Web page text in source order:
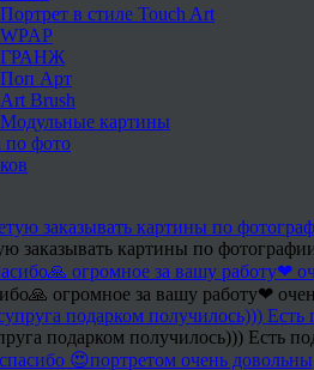
Портрет в стиле Touch Art
WPAP
ГРАНЖ
Поп Арт
Art Brush
Модульные картины
по фото
заказывать картины по
огромное за вашу работу❤
подарком получилось))) Есть